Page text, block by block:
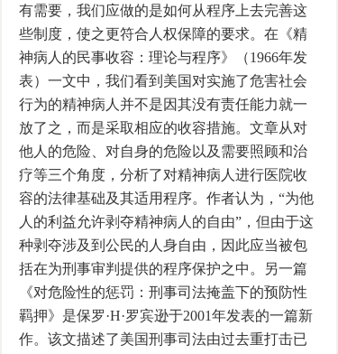
有需要，我们应做的是如何从程序上去完善这
些制度，使之更符合人权保障的要求。在《精
神病人的民事收容：理论与程序》（1966年发
表）一文中，我们看到美国对实施了危害社会
行为的精神病人并不是因其没有责任能力就一
放了之，而是采取相应的收容措施。文章从对
他人的危险、对自身的危险以及需要照顾和治
疗等三个角度，分析了对精神病人进行医院收
容的法律基础及其适用程序。作者认为，“为他
人的利益允许剥夺精神病人的自由”，但由于这
种剥夺涉及到公民的人身自由，因此应当被包
括在为刑事审判提供的程序保护之中。另一篇
《对危险性的惩罚：刑事司法掩盖下的预防性
羁押》是保罗·H·罗宾逊于2001年发表的一篇新
作。该文描述了美国刑事司法由过去重打击已